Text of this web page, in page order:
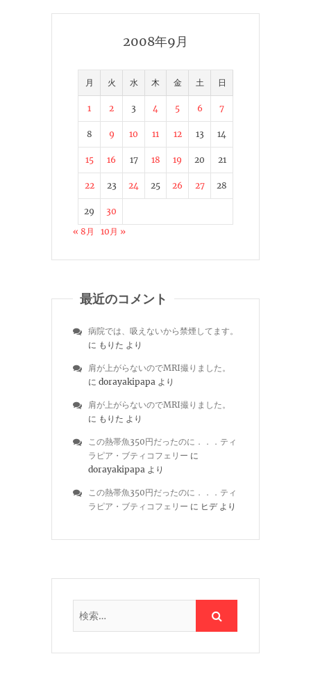
2008年9月
月 火 水 木 金 土 日
1 2 3 4 5 6 7
8 9 10 11 12 13 14
15 16 17 18 19 20 21
22 23 24 25 26 27 28
29
30
« 8月
10月 »
最近のコメント
病院では、吸えないから禁煙してます。
に もりた より
肩が上がらないのでMRI撮りました。
に dorayakipapa より
肩が上がらないのでMRI撮りました。
に もりた より
この熱帯魚350円だったのに．．．ティ
ラピア・ブティコフェリー に
dorayakipapa より
この熱帯魚350円だったのに．．．ティ
ラピア・ブティコフェリー に ヒデより